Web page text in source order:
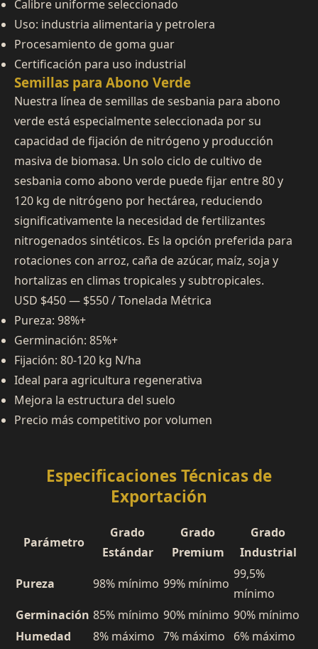
Calibre uniforme seleccionado
Uso: industria alimentaria y petrolera
Procesamiento de goma guar
Certificación para uso industrial
Semillas para Abono Verde
Nuestra línea de semillas de sesbania para abono
verde está especialmente seleccionada por su
capacidad de fijación de nitrógeno y producción
masiva de biomasa. Un solo ciclo de cultivo de
sesbania como abono verde puede fijar entre 80 y
120 kg de nitrógeno por hectárea, reduciendo
significativamente la necesidad de fertilizantes
nitrogenados sintéticos. Es la opción preferida para
rotaciones con arroz, caña de azúcar, maíz, soja y
hortalizas en climas tropicales y subtropicales.
USD $450 — $550 / Tonelada Métrica
Pureza: 98%+
Germinación: 85%+
Fijación: 80-120 kg N/ha
Ideal para agricultura regenerativa
Mejora la estructura del suelo
Precio más competitivo por volumen
Especificaciones Técnicas de
Exportación
Parámetro
Grado
Estándar
Grado
Premium
Grado
Industrial
Pureza
98% mínimo 99% mínimo
99,5%
mínimo
Germinación 85% mínimo 90% mínimo 90% mínimo
Humedad
8% máximo 7% máximo
6% máximo